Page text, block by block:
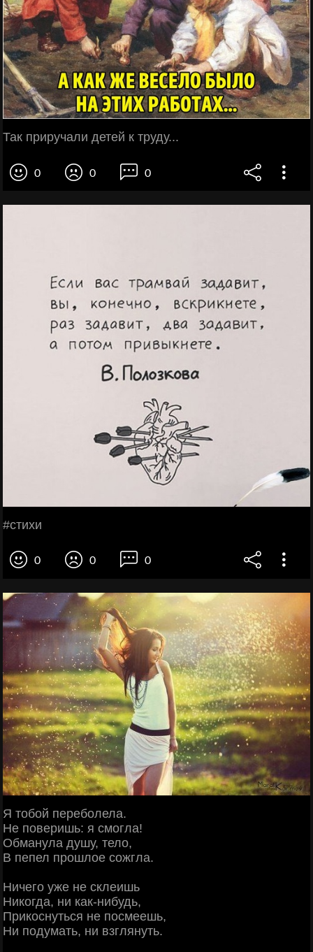
Так приручали детей к труду...
0 0 0
#стихи
0 0 0
Я тобой переболела.
Не поверишь: я смогла!
Обманула душу, тело,
В пепел прошлое сожгла.
Ничего уже не склеишь
Никогда, ни как-нибудь,
Прикоснуться не посмеешь,
Ни подумать, ни взглянуть.